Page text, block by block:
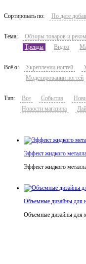
Сортировать по: По дате
Тема: Обзоры товаров и
Тренды
Видео
Всё о: Укреплении ногтей
Моделировании ногтей
Тип: Все События
Новости магазина
Эффект жидкого
Эффект жидкого
Объемные дизайны для
Объемные дизайны для